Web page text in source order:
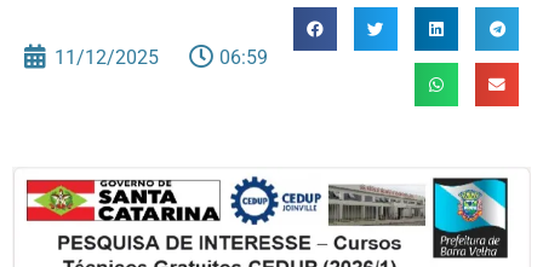
11/12/2025 06:59